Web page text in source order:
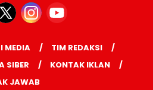
MEDIA
TIM REDAKSI
SIBER
KONTAK IKLAN
JAWAB